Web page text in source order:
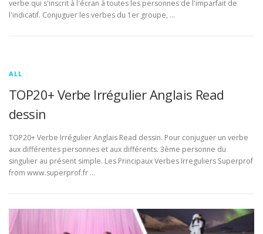
verbe qui s'inscrit à l'écran à toutes les personnes de l'imparfait de
l'indicatif. Conjuguer les verbes du 1er groupe, …
ALL
TOP20+ Verbe Irrégulier Anglais Read
dessin
TOP20+ Verbe Irrégulier Anglais Read dessin. Pour conjuguer un verbe
aux différentes personnes et aux différents. 3ème personne du
singulier au présent simple. Les Principaux Verbes Irreguliers Superprof
from www.superprof.fr …